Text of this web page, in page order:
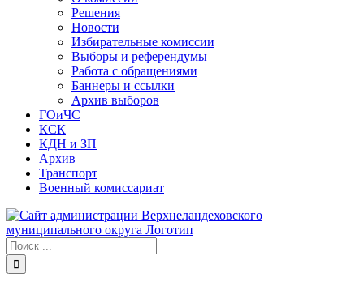
Решения
Новости
Избирательные комиссии
Выборы и референдумы
Работа с обращениями
Баннеры и ссылки
Архив выборов
ГОиЧС
КСК
КДН и ЗП
Архив
Транспорт
Военный комиссариат
Результат
поиска: